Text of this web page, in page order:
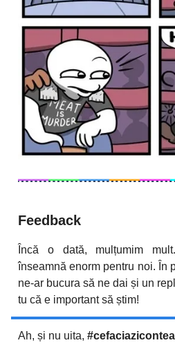
Feedback
Încă o dată, mulțumim
înseamnă enorm pentru noi. În
ne-ar bucura să ne dai și un
tu că e important să știm!
Ah, și nu uita,